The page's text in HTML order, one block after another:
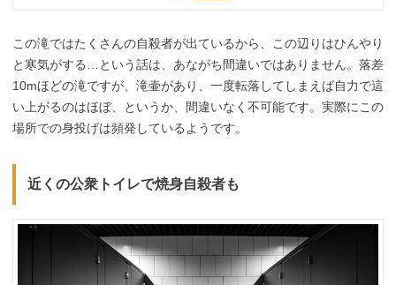
この滝ではたくさんの自殺者が出ているから、この辺りはひんやり
と寒気がする…という話は、あながち間違いではありません。落差
10mほどの滝ですが、滝壷があり、一度転落してしまえば自力で這
い上がるのはほぼ、というか、間違いなく不可能です。実際にこの
場所での身投げは頻発しているようです。
近くの公衆トイレで焼身自殺者も